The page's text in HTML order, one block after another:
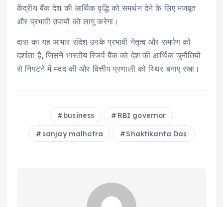
केंद्रीय बैंक देश की आर्थिक वृद्धि को समर्थन देने के लिए मजबूत
और प्रभावी उपायों को लागू करेगा।
दास का यह आभार संदेश उनके प्रभावी नेतृत्व और समर्पण को
दर्शाता है, जिसने भारतीय रिजर्व बैंक को देश की आर्थिक चुनौतियों
से निपटने में मदद की और वित्तीय प्रणाली को स्थिर बनाए रखा।
business RBI governor
sanjay malhotra Shaktikanta Das